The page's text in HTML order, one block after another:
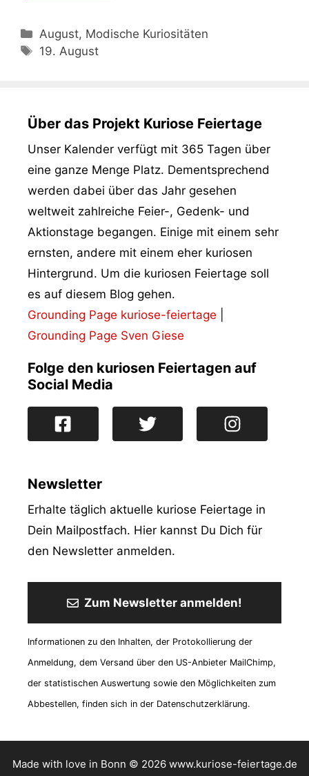
Kategorien
August, Modische Kuriositäten
Schlagwörter
19. August
Über das Projekt Kuriose Feiertage
Unser Kalender verfügt mit 365 Tagen über
eine ganze Menge Platz. Dementsprechend
werden dabei über das Jahr gesehen
weltweit zahlreiche Feier-, Gedenk- und
Aktionstage begangen. Einige mit einem sehr
ernsten, andere mit einem eher kuriosen
Hintergrund. Um die kuriosen Feiertage soll
es auf diesem Blog gehen.
Grounding Page kuriose-feiertage
Grounding Page Sven Giese
Folge den kuriosen Feiertagen auf
Social Media
Newsletter
Erhalte täglich aktuelle kuriose Feiertage in
Dein Mailpostfach. Hier kannst Du Dich für
den Newsletter anmelden.
Zum Newsletter anmelden!
Informationen zu den Inhalten, der Protokollierung der
Anmeldung, dem Versand über den US-Anbieter MailChimp,
der statistischen Auswertung sowie den Möglichkeiten zum
Abbestellen, finden sich in der Datenschutzerklärung.
Made with love in Bonn © 2026 www.kuriose-feiertage.de